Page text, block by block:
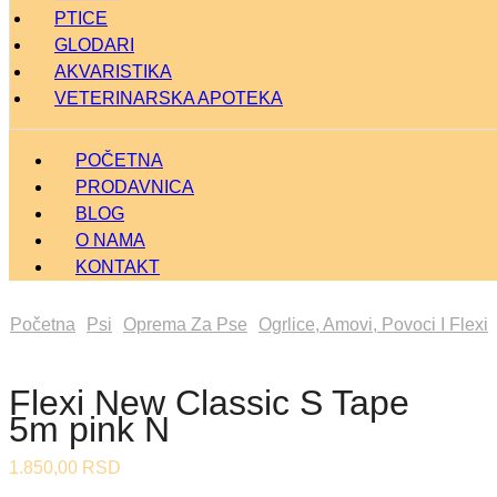
PTICE
GLODARI
AKVARISTIKA
VETERINARSKA APOTEKA
POČETNA
PRODAVNICA
BLOG
O NAMA
KONTAKT
Početna Psi Oprema Za Pse Ogrlice, Amovi, Povoci I Flexi
Flexi New Classic S Tape
5m pink N
1.850,00 RSD